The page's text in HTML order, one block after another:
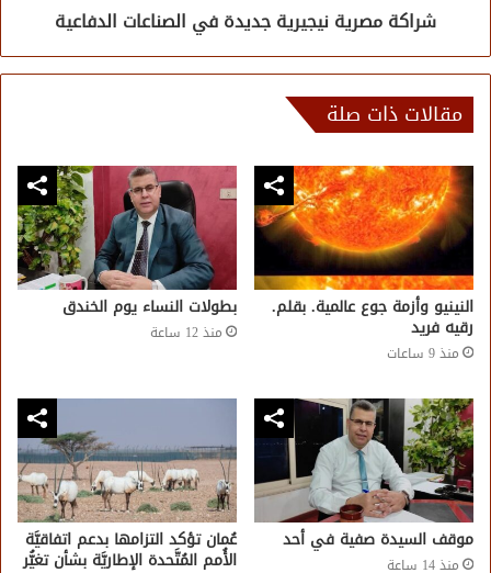
شراكة مصرية نيجيرية جديدة في الصناعات الدفاعية
مقالات ذات صلة
النينيو وأزمة جوع عالمية. بقلم.
رقيه فريد
منذ 9 ساعات
بطولات النساء يوم الخندق
منذ 12 ساعة
موقف السيدة صفية في أحد
منذ 14 ساعة
عُمان تؤكد التزامها بدعم اتفاقيَّة
الأُمم المُتَّحدة الإطاريَّة بشأن تغيُّر